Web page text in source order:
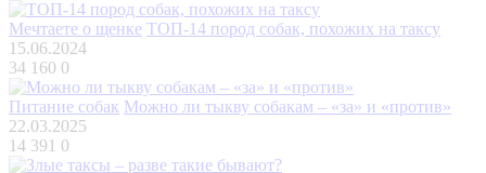
Мечтаете о щенке ТОП-14 пород собак, похожих на таксу
15.06.2024
34 160 0
Питание собак Можно ли тыкву собакам – «за» и «против»
22.03.2025
14 391 0